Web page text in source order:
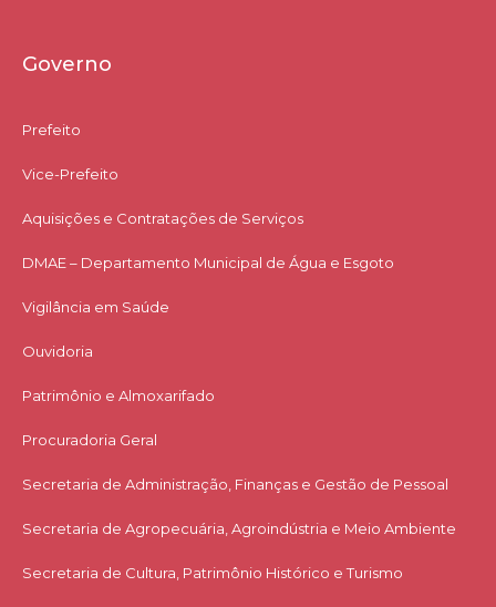
Governo
Prefeito
Vice-Prefeito
Aquisições e Contratações de Serviços​
DMAE – Departamento Municipal de Água e Esgoto
Vigilância em Saúde
Ouvidoria
Patrimônio e Almoxarifado
Procuradoria Geral
Secretaria de Administração, Finanças e Gestão de Pessoal
Secretaria de Agropecuária, Agroindústria e Meio Ambiente
Secretaria de Cultura, Patrimônio Histórico e Turismo